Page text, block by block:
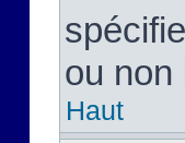
ou non
Haut